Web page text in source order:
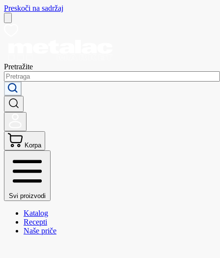
Preskoči na sadržaj
Pretražite
Korpa
Svi proizvodi
Katalog
Recepti
Naše priče